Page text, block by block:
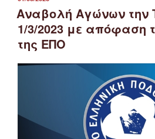
ΣΤΙΣ
Αναβολή Αγώνων την
1/3/2023 με απόφαση
της ΕΠΟ